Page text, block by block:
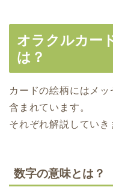
オラクルカー
は？
カードの絵柄にはメッ
含まれています。
それぞれ解説していき
数字の意味とは？